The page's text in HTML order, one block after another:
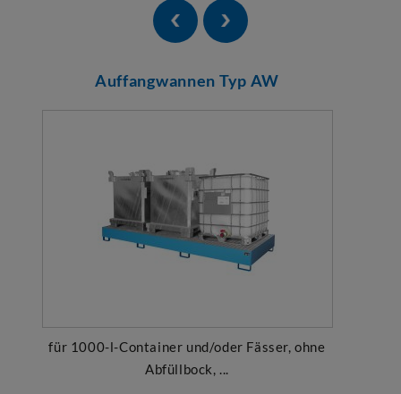
Auffangwannen Typ AW
für 1000-l-Container und/oder Fässer, ohne
Abfüllbock, ...